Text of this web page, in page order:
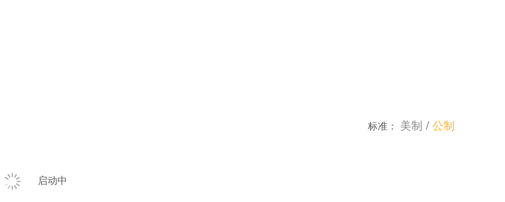
标准： 美制 / 公制
启动中